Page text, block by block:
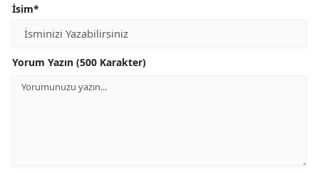
İsim*
Yorum Yazın (500 Karakter)